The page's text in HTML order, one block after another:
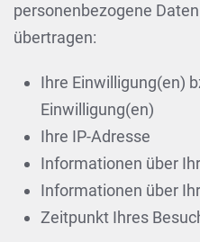
personenbezogene
übertragen:
Ihre Einwilligung(en)
Einwilligung(en)
Ihre IP-Adresse
Informationen über
Informationen über
Zeitpunkt Ihres